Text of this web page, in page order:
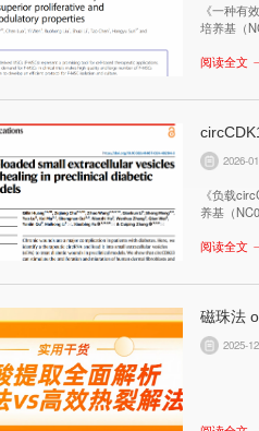
《一种有
培养基（
阅读全文
2026-
《负载
养基（
阅读全文
磁珠法
2025-